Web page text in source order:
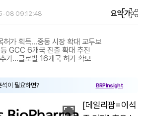
08 09:12:48 요약가
허가 획득…중동 시장 확대 교두보
등 GCC 6개국 진출 확대 추진
가…글로벌 16개국 허가 확보
이 필요하면? BRPInsight
[데일리팜=이석